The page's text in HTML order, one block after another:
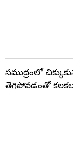
సముద్రంలో
తెగిపోవడంతో